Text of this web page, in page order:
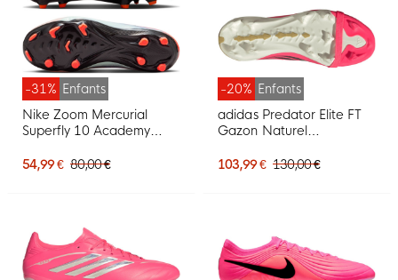
-31% Enfants
Nike Zoom Mercurial
Superfly 10 Academy
Chaussures de Foot (MG)
54,99 € 80,00 €
-20% Enfants
adidas Predator Elite FT
Gazon Naturel
Enfants Rose Vif Gris
103,99 € 130,00 €